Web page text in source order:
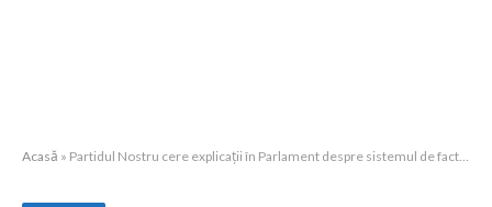
Acasă » Partidul Nostru cere explicații în Parlament despre sistemul de facturare al Energocom. Inițiativa a fost respinsă